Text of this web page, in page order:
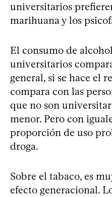
universitarios
marihuana y los
El consumo de
universitarios
general, si se hace el
compara con las
que no son
menor. Pero con
proporción de uso
droga.
Sobre el tabaco, es
efecto generacional.